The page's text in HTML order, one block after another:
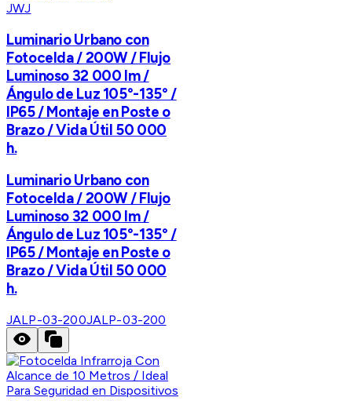
JWJ
Luminario Urbano con
Fotocelda / 200W / Flujo
Luminoso 32 000 lm /
Ángulo de Luz 105°-135° /
IP65 / Montaje en Poste o
Brazo / Vida Útil 50 000
h.
Luminario Urbano con
Fotocelda / 200W / Flujo
Luminoso 32 000 lm /
Ángulo de Luz 105°-135° /
IP65 / Montaje en Poste o
Brazo / Vida Útil 50 000
h.
JALP-03-200JALP-03-200